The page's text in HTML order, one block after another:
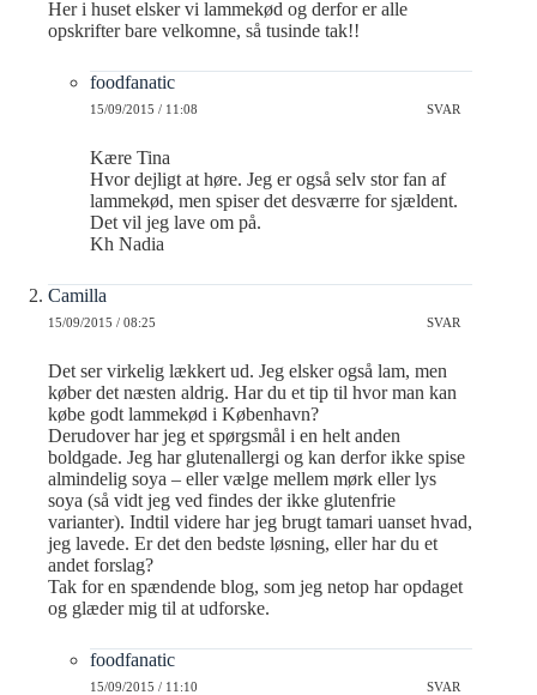
Her i huset elsker vi lammekød og derfor er alle
opskrifter bare velkomne, så tusinde tak!!
foodfanatic
15/09/2015 / 11:08 SVAR
Kære Tina
Hvor dejligt at høre. Jeg er også selv stor fan af
lammekød, men spiser det desværre for sjældent.
Det vil jeg lave om på.
Kh Nadia
Camilla
15/09/2015 / 08:25 SVAR
Det ser virkelig lækkert ud. Jeg elsker også lam, men
køber det næsten aldrig. Har du et tip til hvor man kan
købe godt lammekød i København?
Derudover har jeg et spørgsmål i en helt anden
boldgade. Jeg har glutenallergi og kan derfor ikke spise
almindelig soya – eller vælge mellem mørk eller lys
soya (så vidt jeg ved findes der ikke glutenfrie
varianter). Indtil videre har jeg brugt tamari uanset hvad,
jeg lavede. Er det den bedste løsning, eller har du et
andet forslag?
Tak for en spændende blog, som jeg netop har opdaget
og glæder mig til at udforske.
foodfanatic
15/09/2015 / 11:10 SVAR